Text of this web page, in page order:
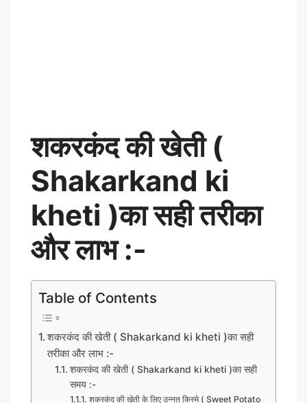
शकरकंद की खेती (
Shakarkand ki
kheti )का सही तरीका
और लाभ :-
Table of Contents
शकरकंद की खेती ( Shakarkand ki kheti )का सही
तरीका और लाभ :-
शकरकंद की खेती ( Shakarkand ki kheti )का सही
समय :-
शकरकंद की खेती के लिए उन्नत किस्मे ( Sweet Potato